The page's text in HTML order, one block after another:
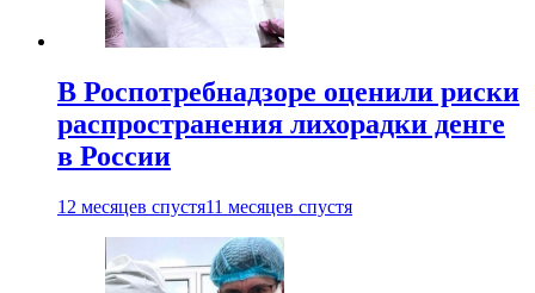
В Роспотребнадзоре оценили риски
распространения лихорадки денге
в России
12 месяцев спустя11 месяцев спустя